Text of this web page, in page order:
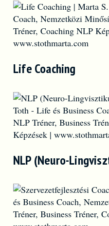
Life Coaching
NLP (Neuro-